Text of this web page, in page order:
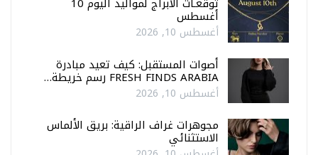
أغسطس
أغسطس 10, 2026
أصوات المستقبل: كيف تعيد مبادرة
FRESH FINDS ARABIA رسم خريطة…
أغسطس 10, 2026
مجوهرات غراف الراقية: بريق الألماس
الاستثنائي